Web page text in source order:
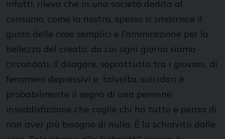
infatti, rileva che in una società dedita al
consumo, come la nostra, spesso si smarrisce il
gusto delle cose semplici e l’ammirazione per la
bellezza del creato, da cui ogni giorno siamo
circondati. Il dilagare, soprattutto tra i giovani, di
fenomeni depressivi e, talvolta, suicidari è
probabilmente il segno di una perenne
insoddisfazione che coglie chi ha tutto e pensa di
non aver più bisogno di nulla. È la schiavitù dalle